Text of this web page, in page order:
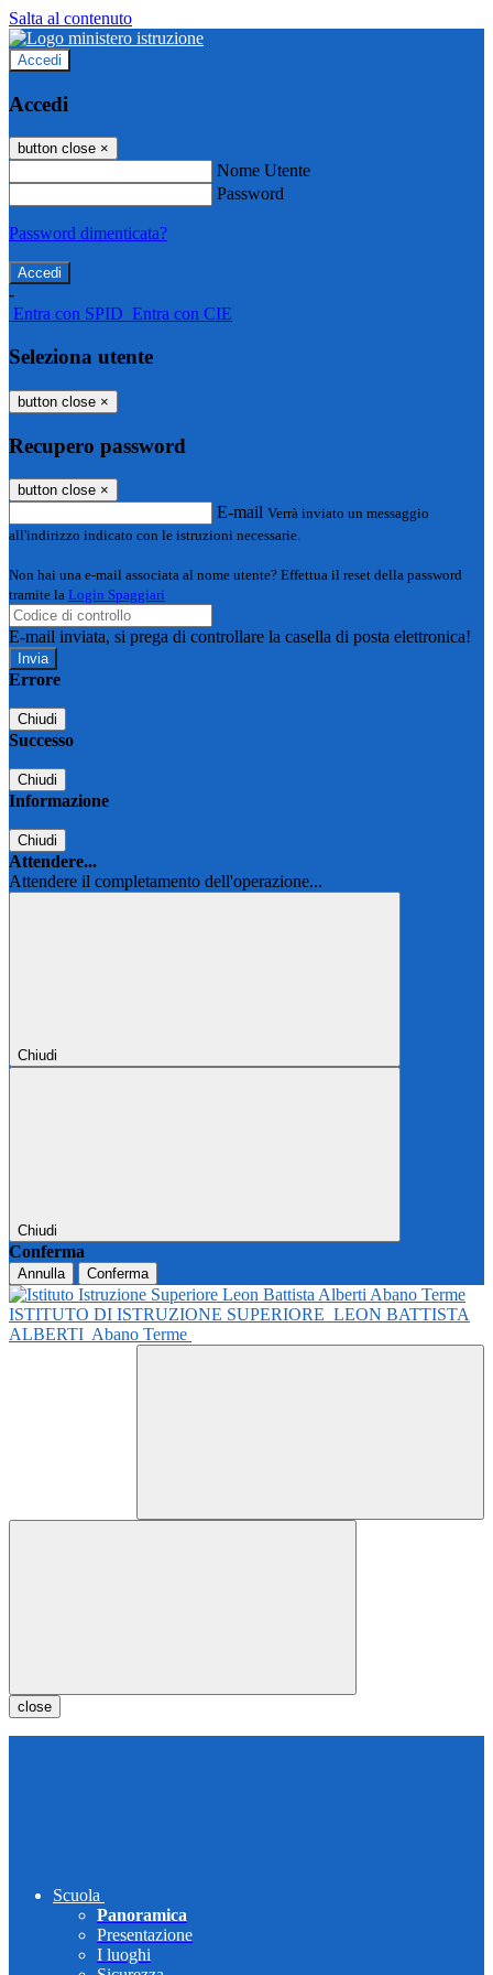
Salta al contenuto
Accedi
Accedi
button close ×
Nome Utente
Password
Password dimenticata?
-
Entra con SPID Entra con CIE
Seleziona utente
button close ×
Recupero password
button close ×
E-mail Verrà inviato un messaggio
all'indirizzo indicato con le istruzioni necessarie.
Non hai una e-mail associata al nome utente? Effettua il reset della password
tramite la Login Spaggiari
E-mail inviata, si prega di controllare la casella di posta elettronica!
Errore
Chiudi
Successo
Chiudi
Informazione
Chiudi
Attendere...
Attendere il completamento dell'operazione...
Chiudi
Chiudi
Conferma
Annulla Conferma
ISTITUTO DI ISTRUZIONE SUPERIORE LEON BATTISTA
ALBERTI Abano Terme
close
Scuola
Panoramica
Presentazione
I luoghi